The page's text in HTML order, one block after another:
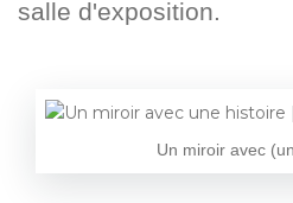
salle d'exposition.
Un miroir avec